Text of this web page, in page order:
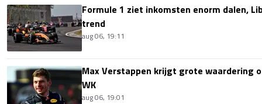
Formule 1 ziet inkomsten enorm dalen,
trend
aug 06, 19:11
Max Verstappen krijgt grote waardering
WK
aug 06, 19:01